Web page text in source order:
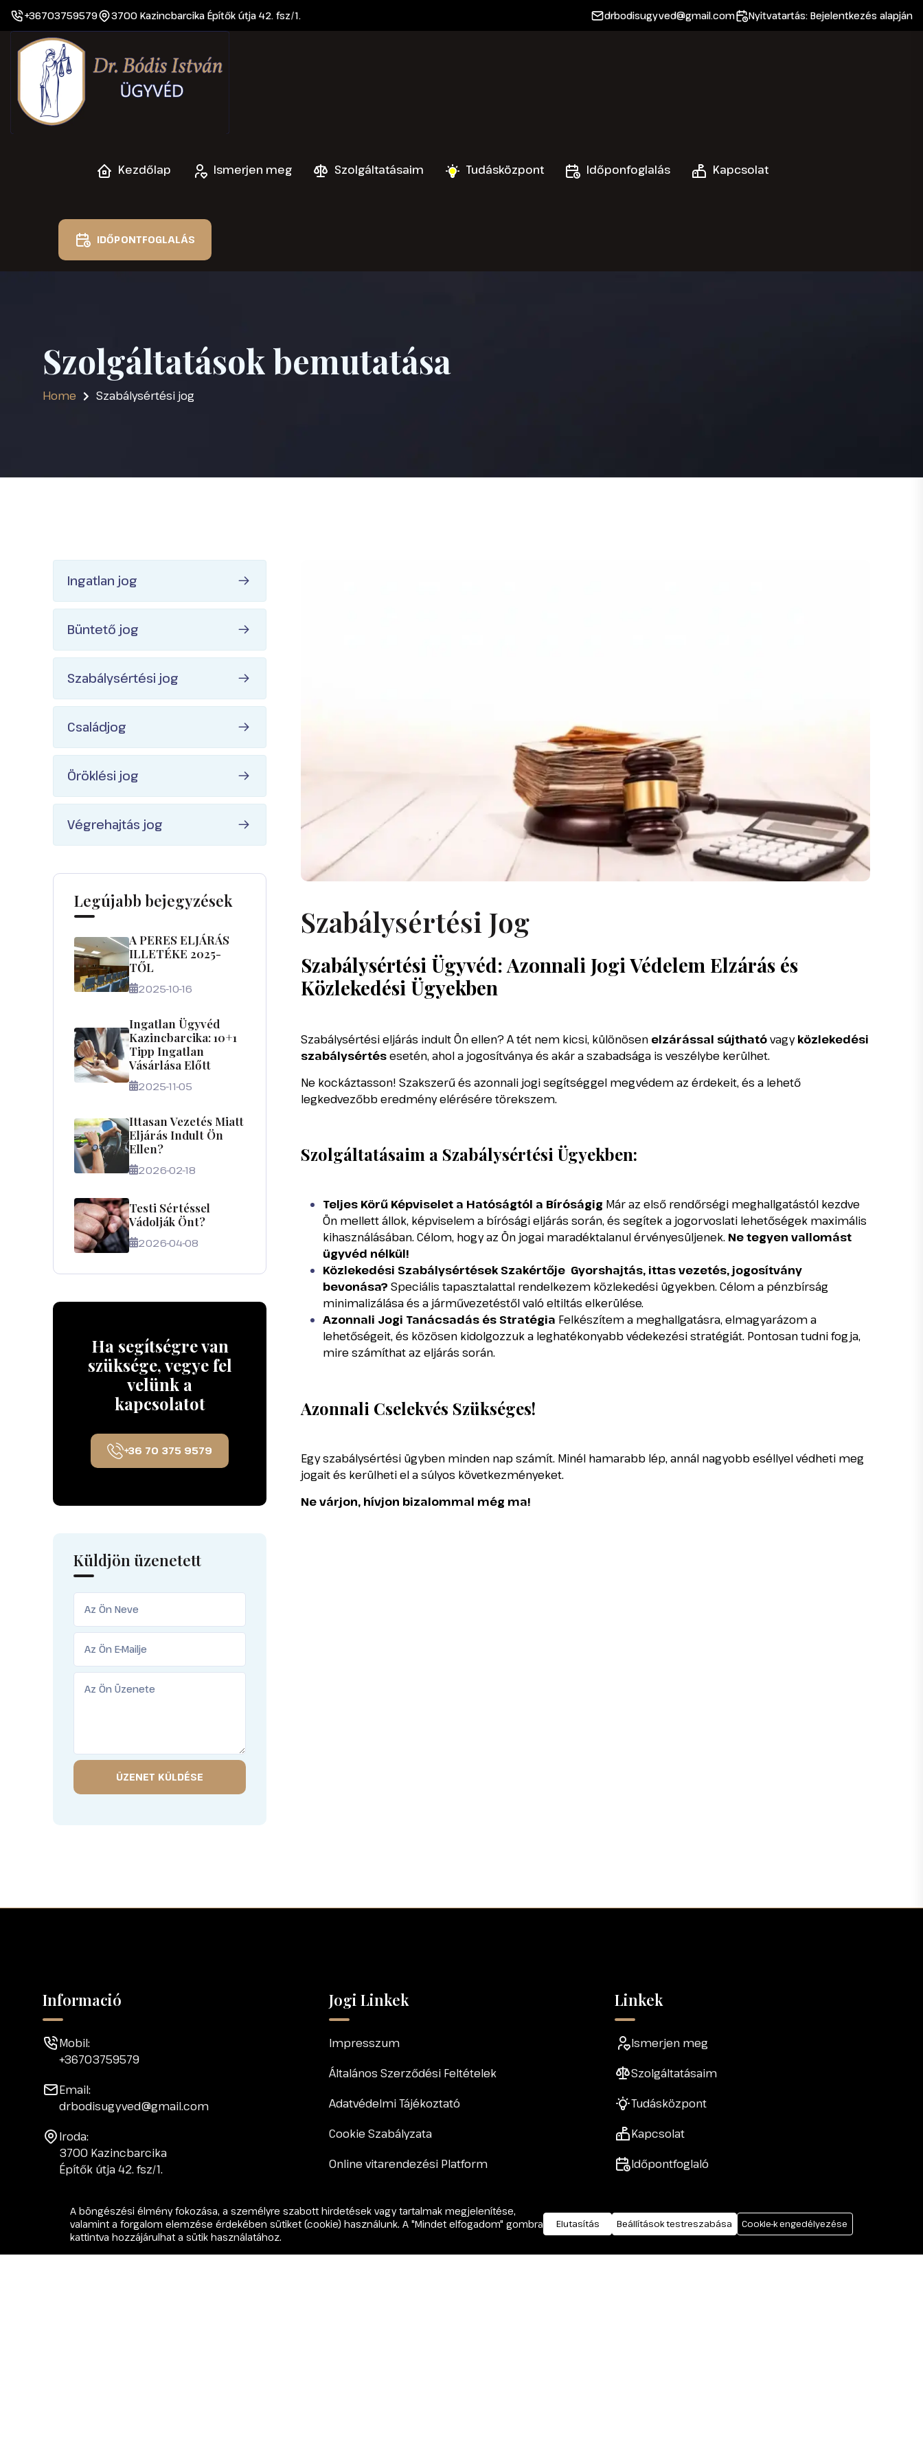
+36703759579 3700 Kazincbarcika Építők útja 42. fsz/1. drbodisugyved@gmail.com Nyitvatartás: Bejelentkezés alapján
Kezdőlap Ismerjen meg Szolgáltatásaim Tudásközpont Időponfoglalás Kapcsolat
IDŐPONTFOGLALÁS
Szolgáltatások bemutatása
Home Szabálysértési jog
Szabálysértési Jog
Szabálysértési Ügyvéd: Azonnali Jogi Védelem Elzárás és
Közlekedési Ügyekben
Szabálysértési eljárás indult Ön ellen? A tét nem kicsi, különösen elzárással sújthatóvagyközlekedési
szabálysértésesetén, ahol a jogosítványa és akár a szabadsága is veszélybe kerülhet.
Ne kockáztasson! Szakszerű és azonnali jogi segítséggel megvédem az érdekeit, és a lehető
legkedvezőbb eredmény elérésére törekszem.
Szolgáltatásaim a Szabálysértési Ügyekben:
Teljes Körű Képviselet a Hatóságtól a Bíróságig Már az első rendőrségi meghallgatástól kezdve
Ön mellett állok, képviselem a bírósági eljárás során, és segítek a jogorvoslati lehetőségek maximális
kihasználásában. Célom, hogy az Ön jogai maradéktalanul érvényesüljenek. Ne tegyen vallomást
ügyvéd nélkül!
Közlekedési Szabálysértések Szakértője Gyorshajtás, ittas vezetés, jogosítvány
bevonása? Speciális tapasztalattal rendelkezem közlekedési ügyekben. Célom a pénzbírság
minimalizálása és a járművezetéstől való eltiltás elkerülése.
Azonnali Jogi Tanácsadás és Stratégia Felkészítem a meghallgatásra, elmagyarázom a
lehetőségeit, és közösen kidolgozzuk a leghatékonyabb védekezési stratégiát. Pontosan tudni fogja,
mire számíthat az eljárás során.
Azonnali Cselekvés Szükséges!
Egy szabálysértési ügyben minden nap számít. Minél hamarabb lép, annál nagyobb eséllyel védheti meg
jogait és kerülheti el a súlyos következményeket.
Ne várjon, hívjon bizalommal még ma!
Ingatlan jog
Büntető jog
Szabálysértési jog
Családjog
Öröklési jog
Végrehajtás jog
Legújabb bejegyzések
A PERES ELJÁRÁS
ILLETÉKE 2025-
TŐL
2025-10-16
Ingatlan Ügyvéd
Kazincbarcika: 10+1
Tipp Ingatlan
Vásárlása Előtt
2025-11-05
Ittasan Vezetés Miatt
Eljárás Indult Ön
Ellen?
2026-02-18
Testi Sértéssel
Vádolják Önt?
2026-04-08
Ha segítségre van
szüksége, vegye fel
velünk a
kapcsolatot
+36 70 375 9579
Küldjön üzenetett
ÜZENET KÜLDÉSE
Informació
Mobil:
+36703759579
Email:
drbodisugyved@gmail.com
Iroda:
3700 Kazincbarcika
Építők útja 42. fsz/1.
Jogi Linkek
Impresszum
Általános Szerződési Feltételek
Adatvédelmi Tájékoztató
Cookie Szabályzata
Online vitarendezési Platform
Linkek
Ismerjen meg
Szolgáltatásaim
Tudásközpont
Kapcsolat
Időpontfoglaló
Tájékoztatás:Ezt a honlapot a B.-A.-Z. Vármegyei Ügyvédi Kamarában bejegyzett dr. Bódis István egyéni ügyvéd (Kamarai Azonosító Szám: 36084794) tartja fenn az ügyvédekre vonatkozó jogszabályok
és belső szabályzatok szerint, melyek az ügyféljogokra vonatkozó tájékoztatással együtt a Magyar Ügyvédi Kamara honlapján megtalálhatóak. A honlapon megtalálható információk kizárólag általános
tájékoztatásként szolgálnak, nem minősülnek jogi tanácsadásnak.
A böngészési élmény fokozása, a személyre szabott hirdetések vagy tartalmak megjelenítése,
valamint a forgalom elemzése érdekében sütiket (cookie) használunk. A "Mindet elfogadom" gombra
kattintva hozzájárulhat a sütik használatához.
Elutasítás Beállítások testreszabása Cookie-k engedélyezése